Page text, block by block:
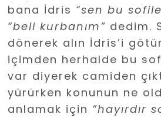
bana İdris “sen bu
“beli kurbanım” dedim.
dönerek alın İdris’i
içimden herhalde bu
var diyerek camiden
yürürken konunun ne
anlamak için “hayırdır